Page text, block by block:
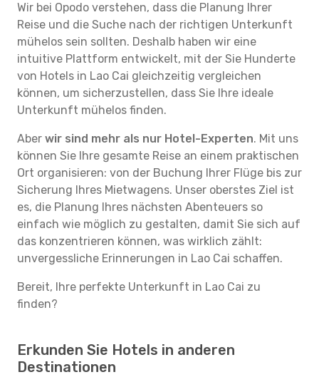
Wir bei Opodo verstehen, dass die Planung Ihrer
Reise und die Suche nach der richtigen Unterkunft
mühelos sein sollten. Deshalb haben wir eine
intuitive Plattform entwickelt, mit der Sie Hunderte
von Hotels in Lao Cai gleichzeitig vergleichen
können, um sicherzustellen, dass Sie Ihre ideale
Unterkunft mühelos finden.
Aber wir sind mehr als nur Hotel-Experten. Mit uns
können Sie Ihre gesamte Reise an einem praktischen
Ort organisieren: von der Buchung Ihrer Flüge bis zur
Sicherung Ihres Mietwagens. Unser oberstes Ziel ist
es, die Planung Ihres nächsten Abenteuers so
einfach wie möglich zu gestalten, damit Sie sich auf
das konzentrieren können, was wirklich zählt:
unvergessliche Erinnerungen in Lao Cai schaffen.
Bereit, Ihre perfekte Unterkunft in Lao Cai zu
finden?
Erkunden Sie Hotels in anderen
Destinationen